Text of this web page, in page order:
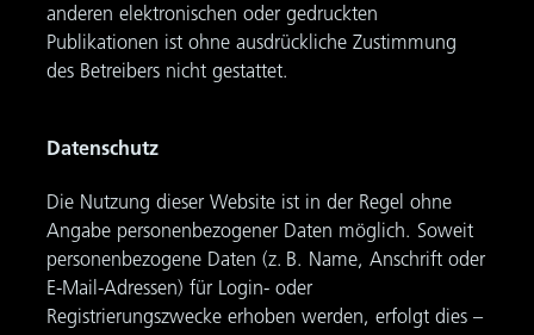
anderen elektronischen oder gedruckten
Publikationen ist ohne ausdrückliche Zustimmung
des Betreibers nicht gestattet.
Datenschutz
Die Nutzung dieser Website ist in der Regel ohne
Angabe personenbezogener Daten möglich. Soweit
personenbezogene Daten (z. B. Name, Anschrift oder
E-Mail-Adressen) für Login- oder
Registrierungszwecke erhoben werden, erfolgt dies –